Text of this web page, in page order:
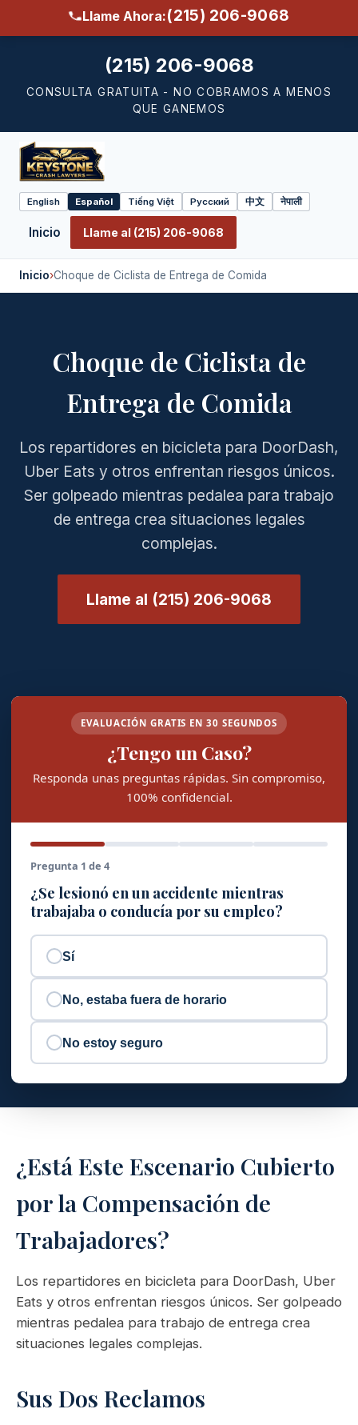
Llame Ahora:(215) 206-9068
(215) 206-9068
CONSULTA GRATUITA - NO COBRAMOS A MENOS
QUE GANEMOS
Select
language
English Español Tiếng Việt Русский 中文 नेपाली
Inicio Llame al (215) 206-9068
Inicio›Choque de Ciclista de Entrega de Comida
Choque de Ciclista de
Entrega de Comida
Los repartidores en bicicleta para DoorDash,
Uber Eats y otros enfrentan riesgos únicos.
Ser golpeado mientras pedalea para trabajo
de entrega crea situaciones legales
complejas.
Llame al (215) 206-9068
EVALUACIÓN GRATIS EN 30 SEGUNDOS
¿Tengo un Caso?
Responda unas preguntas rápidas. Sin compromiso,
100% confidencial.
Pregunta 1 de 4
¿Se lesionó en un accidente mientras
trabajaba o conducía por su empleo?
Sí
No, estaba fuera de horario
No estoy seguro
¿Está Este Escenario Cubierto
por la Compensación de
Trabajadores?
Los repartidores en bicicleta para DoorDash, Uber
Eats y otros enfrentan riesgos únicos. Ser golpeado
mientras pedalea para trabajo de entrega crea
situaciones legales complejas.
Sus Dos Reclamos